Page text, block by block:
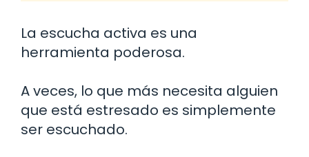
La escucha activa es una
herramienta poderosa.
A veces, lo que más necesita alguien
que está estresado es simplemente
ser escuchado.